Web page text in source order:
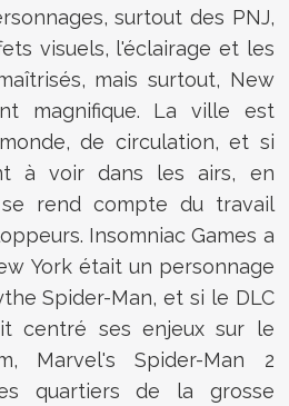
surtout des PNJ,
visuels, l'éclairage et les
mais surtout, New
magnifique. La ville est
de circulation, et si
à voir dans les airs, en
rend compte du travail
Insomniac Games a
York était un personnage
Spider-Man, et si le DLC
centré ses enjeux sur le
Marvel's Spider-Man 2
quartiers de la grosse